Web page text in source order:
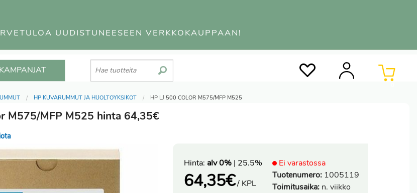
UUDISTUNEESEEN VERKKOKAUPPAAN!
HP KUVARUMMUT JA HUOLTOYKSIKÖT HP LJ 500 COLOR M575/MFP M525
M575/MFP M525 hinta 64,35€
Hinta: alv 0% | 25.5%
64,35€/ KPL
Ei varastossa
Tuotenumero: 1005119
Toimitusaika: n. viikko